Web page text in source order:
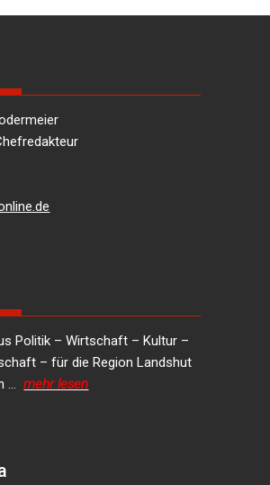
Politik – Wirtschaft – Kultur –
– für die Region Landshut
…mehr lesen